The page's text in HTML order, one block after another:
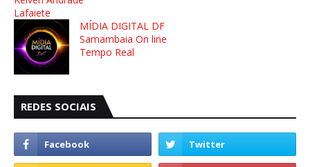
Lafaiete
MÍDIA DIGITAL DF
Samambaia On line
Tempo Real
REDES SOCIAIS